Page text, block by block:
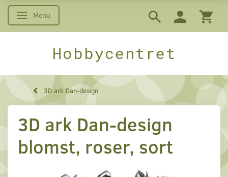
Skifte navigation
Menu
Hobbycentret
3D ark Dan-design
3D ark Dan-design
blomst, roser, sort